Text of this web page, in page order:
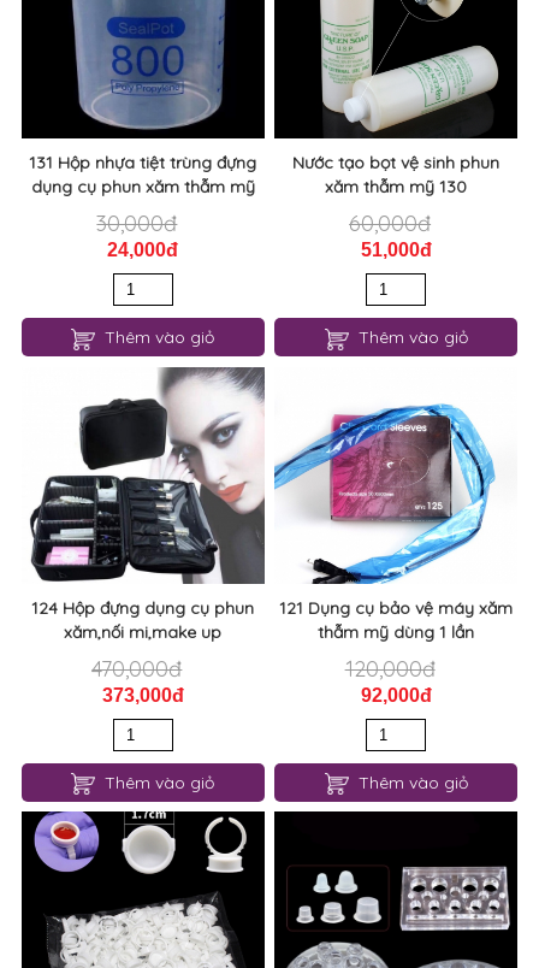
131 Hộp nhựa tiệt trùng đựng
dụng cụ phun xăm thẫm mỹ
30,000đ
24,000đ
Thêm vào giỏ
Nước tạo bọt vệ sinh phun
xăm thẫm mỹ 130
60,000đ
51,000đ
Thêm vào giỏ
124 Hộp đựng dụng cụ phun
xăm,nối mi,make up
470,000đ
373,000đ
Thêm vào giỏ
121 Dụng cụ bảo vệ máy xăm
thẫm mỹ dùng 1 lần
120,000đ
92,000đ
Thêm vào giỏ